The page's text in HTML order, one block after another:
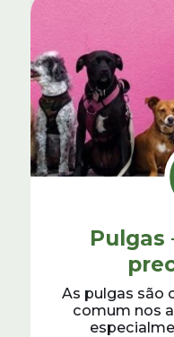
Pulgas
As pulgas são
comum nos